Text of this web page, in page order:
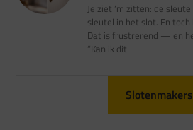
Je ziet ‘m zitten: de
sleutel in het slot. En
Dat is frustrerend — en
“Kan ik dit
Slotenmakers